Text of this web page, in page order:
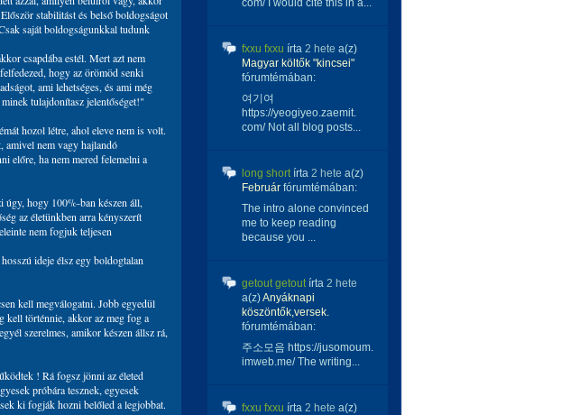
stabilitást és belső boldogságot
saját boldogságunkkal tudunk
csapdába estél. Mert azt nem
hogy az örömöd senki
ami lehetséges, és ami még
tulajdonítasz jelentőséget!"
hozol létre, ahol eleve nem is volt.
amivel nem vagy hajlandó
előre, ha nem mered felemelni a
úgy, hogy 100%-ban készen áll,
az életünkben arra kényszerít
nem fogjuk teljesen
ideje élsz egy boldogtalan
kell megválogatni. Jobb egyedül
kell történnie, akkor az meg fog a
szerelmes, amikor készen állsz rá,
! Rá fogsz jönni az életed
próbára tesznek, egyesek
ki fogják hozni belőled a legjobbat.
com/ I would cite this in a...
fxxu fxxu írta 2 hete a(z)
Magyar költők "kincsei"
fórumtémában:
여기여
https://yeogiyeo.zaemit.
com/ Not all blog posts...
long shortírta 2 hete a(z)
Február fórumtémában:
The intro alone convinced
me to keep reading
because you ...
getout getoutírta 2 hete
a(z)Anyáknapi
köszöntők,versek.
fórumtémában:
주소모음 https://jusomoum.
imweb.me/ The writing...
fxxu fxxu írta 2 hete a(z)